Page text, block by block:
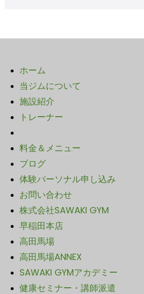
ホーム
当ジムについて
施設紹介
トレーナー
料金＆メニュー
ブログ
体験パーソナル申し込み
お問い合わせ
株式会社SAWAKI GYM
早稲田本店
高田馬場
高田馬場ANNEX
SAWAKI GYMアカデミー
健康セミナー・講師派遣